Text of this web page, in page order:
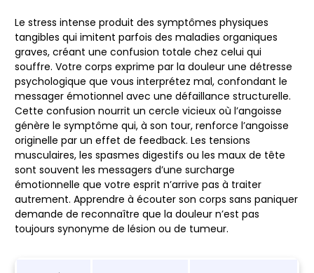
Le stress intense produit des symptômes physiques
tangibles qui imitent parfois des maladies organiques
graves, créant une confusion totale chez celui qui
souffre. Votre corps exprime par la douleur une détresse
psychologique que vous interprétez mal, confondant le
messager émotionnel avec une défaillance structurelle.
Cette confusion nourrit un cercle vicieux où l’angoisse
génère le symptôme qui, à son tour, renforce l’angoisse
originelle par un effet de feedback. Les tensions
musculaires, les spasmes digestifs ou les maux de tête
sont souvent les messagers d’une surcharge
émotionnelle que votre esprit n’arrive pas à traiter
autrement. Apprendre à écouter son corps sans paniquer
demande de reconnaître que la douleur n’est pas
toujours synonyme de lésion ou de tumeur.